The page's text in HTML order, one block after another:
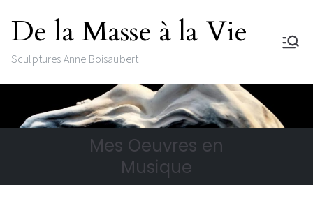
De la Masse à la Vie
Sculptures Anne Boisaubert
Mes Oeuvres en
Musique